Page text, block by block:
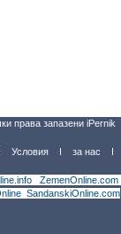
права запазени iPernik
Условия за нас
ZemenOnline.com
SandanskiOnline.com